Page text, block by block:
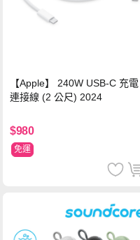
【Apple】 240W USB-C 充電
連接線 (2 公尺) 2024
$980
免運